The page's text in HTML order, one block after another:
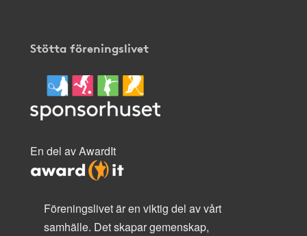
Stötta föreningslivet
En del av AwardIt
Föreningslivet är en viktig del av vårt
samhälle. Det skapar gemenskap,